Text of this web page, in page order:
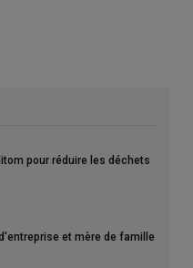
pour réduire les déchets
et mère de famille